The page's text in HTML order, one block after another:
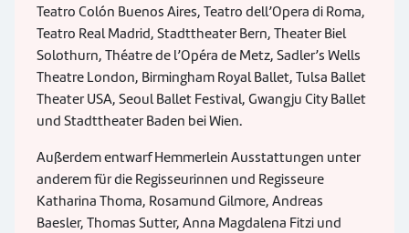
Teatro Colón Buenos Aires, Teatro dell’Opera di Roma,
Teatro Real Madrid, Stadttheater Bern, Theater Biel
Solothurn, Théatre de l’Opéra de Metz, Sadler’s Wells
Theatre London, Birmingham Royal Ballet, Tulsa Ballet
Theater USA, Seoul Ballet Festival, Gwangju City Ballet
und Stadttheater Baden bei Wien.
Außerdem entwarf Hemmerlein Ausstattungen unter
anderem für die Regisseurinnen und Regisseure
Katharina Thoma, Rosamund Gilmore, Andreas
Baesler, Thomas Sutter, Anna Magdalena Fitzi und